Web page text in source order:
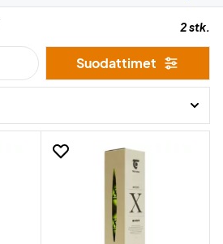
2 stk.
Suodattimet